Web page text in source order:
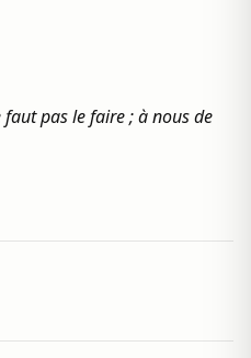
faut pas le faire ; à nous de